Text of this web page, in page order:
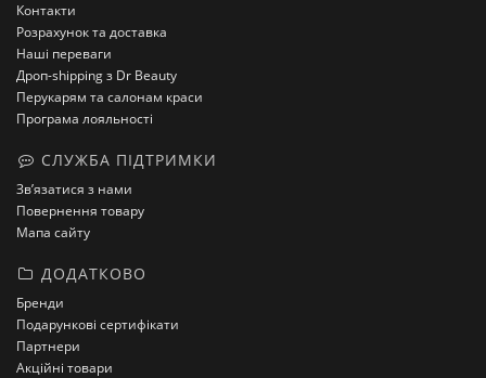
Контакти
Розрахунок та доставка
Наші переваги
Дроп-shipping з Dr Beauty
Перукарям та салонам краси
Програма лояльності
СЛУЖБА ПІДТРИМКИ
Зв’язатися з нами
Повернення товару
Мапа сайту
ДОДАТКОВО
Бренди
Подарункові сертифікати
Партнери
Акційні товари